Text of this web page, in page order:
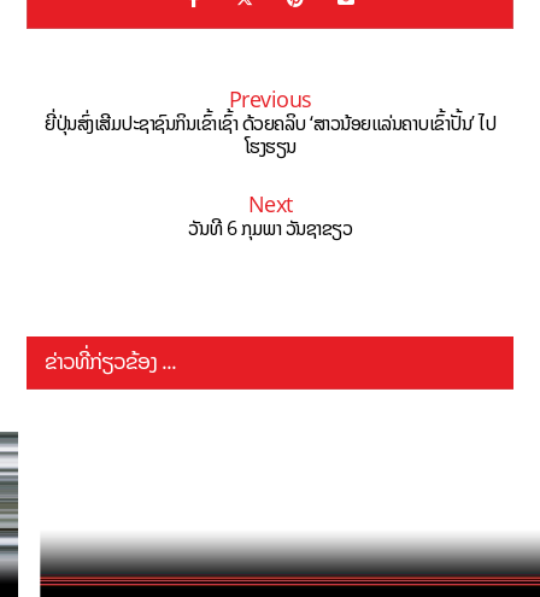
Previous
ຍີ່ປຸ່ນສົ່ງເສີມປະຊາຊົນກິນເຂົ້າເຊົ້າ ດ້ວຍຄລິບ ‘ສາວນ້ອຍແລ່ນຄາບເຂົ້າປັ້ນ’ ໄປ
ໂຮງຮຽນ
Next
ວັນທີ 6 ກຸມພາ ວັນຊາຂຽວ
ຂ່າວທີ່ກ່ຽວຂ້ອງ ...